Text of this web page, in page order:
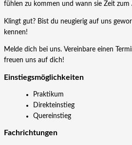
fühlen zu kommen und wann sie Zeit zum
Klingt gut? Bist du neugierig auf uns
kennen!
Melde dich bei uns. Vereinbare einen
freuen uns auf dich!
Einstiegs­möglichkeiten
Praktikum
Direkteinstieg
Quereinstieg
Fachrichtungen